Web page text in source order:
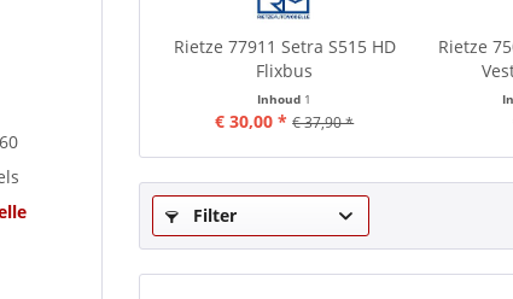
Rietze 77911 Setra S515 HD
Flixbus
Inhoud 1
€ 30,00 * € 37,90 *
Rietze
Filter